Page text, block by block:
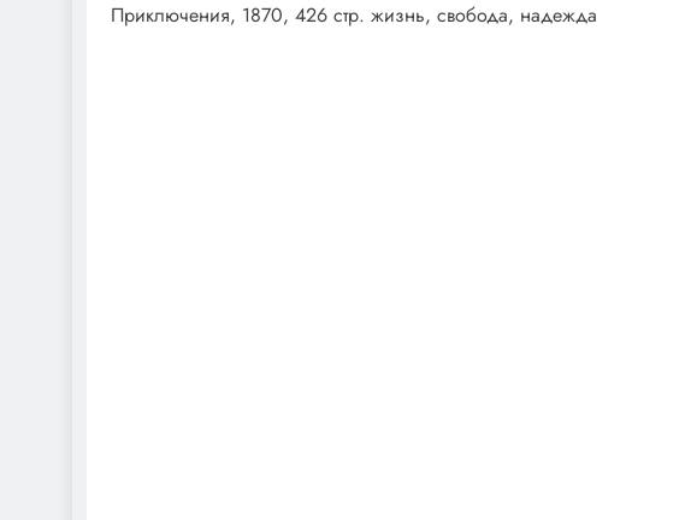
Приключения, 1870, 426 стр. жизнь, свобода, надежда